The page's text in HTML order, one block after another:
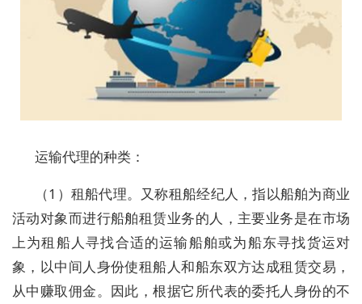
运输代理的种类：
（1）租船代理。又称租船经纪人，指以船舶为商业
活动对象而进行船舶租赁业务的人，主要业务是在市场
上为租船人寻找合适的运输船舶或为船东寻找货运对
象，以中间人身份使租船人和船东双方达成租赁交易，
从中赚取佣金。因此，根据它所代表的委托人身份的不